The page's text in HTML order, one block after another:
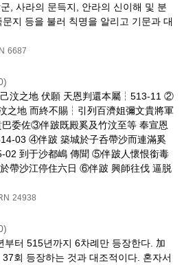
, 사라의 문득지, 안라의 신이해 및 분
지 등을 불러 칙명을 알리고 기문과 대
6687
汶之地 伏願 天恩判還本屬┆513-11 ②
之地 而終不賜┆引列百濟姐彌文貴將軍
委佐③伴跛既殿奚及竹汶至等 奉宣恩
03 ④伴跛 築城於子呑帶沙而連滿奚
02 到于沙都嶋 傳聞 ⑤伴跛人懷恨銜毒
帶沙江停住六日 ⑥伴跛 興師往伐 逼脱
24938
부터 515년까지 6차례만 등장한다. 加
회 등장하는 것과 대조적이다. 혼자서